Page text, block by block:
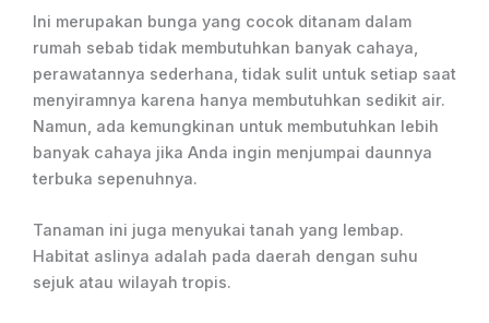
Ini merupakan bunga yang cocok ditanam dalam
rumah sebab tidak membutuhkan banyak cahaya,
perawatannya sederhana, tidak sulit untuk setiap saat
menyiramnya karena hanya membutuhkan sedikit air.
Namun, ada kemungkinan untuk membutuhkan lebih
banyak cahaya jika Anda ingin menjumpai daunnya
terbuka sepenuhnya.
Tanaman ini juga menyukai tanah yang lembap.
Habitat aslinya adalah pada daerah dengan suhu
sejuk atau wilayah tropis.